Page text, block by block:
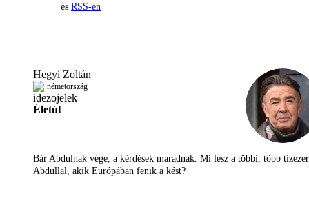
és RSS-en
Hegyi Zoltán
németország
Életút
Bár Abdulnak vége, a kérdések maradnak. Mi lesz a többi, több tízezer
Abdullal, akik Európában fenik a kést?